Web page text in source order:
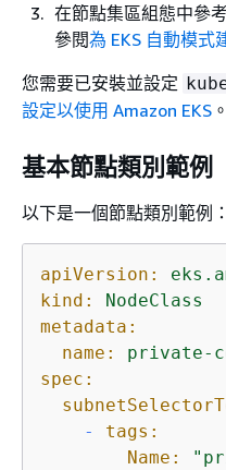
在節點集區組態中參
參閱為 EKS 自動模式
您需要已安裝並設定
設定以使用 Amazon EKS 。
基本節點類別範例
以下是一個節點類別範例：
apiVersion:
kind:
NodeClass
metadata:
name:
private-
spec:
-
tags:
Name: